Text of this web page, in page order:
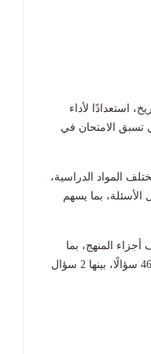
استعدادًا لأداء
تسبق الامتحان في
المواد الدراسية،
الأسئلة، بما يسهم
المنهج، بما
يتوافق مع مواصفات الورقة الامتحانية، حيث يتضمن امتحان طلاب الثانوية العامة 46 سؤالًا، بينها 2 سؤال